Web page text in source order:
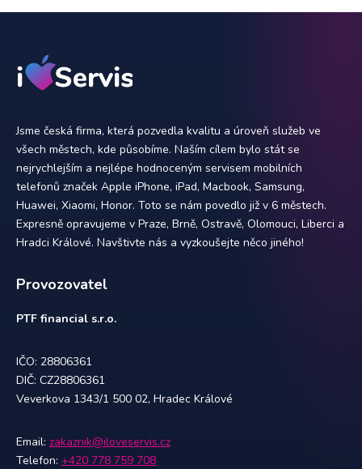
Jsme česká firma, která pozvedla kvalitu a úroveň služeb ve
všech městech, kde působíme. Naším cílem bylo stát se
nejrychlejším a nejlépe hodnoceným servisem mobilních
telefonů značek Apple iPhone, iPad, Macbook, Samsung,
Huawei, Xiaomi, Honor. Toto se nám povedlo již v 6 městech.
Expresně opravujeme v Praze, Brně, Ostravě, Olomouci, Liberci a
Hradci Králové. Navštivte nás a vyzkoušejte něco jiného!
Provozovatel
PTF financial s.r.o.
IČO: 28806361
DIČ: CZ28806361
Veverkova 1343/1 500 02, Hradec Králové
Email: zakaznik@iloveservis.cz
Telefon: +420 778 759 708